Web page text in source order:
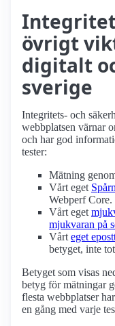
Integritet
övrigt
digitalt
sverige
Integritets- och
webbplatsen värnar
och har god
tester:
Mätning
Vårt eget
Webperf Core.
Vårt eget
mjukvaran på
Vårt eget
betyget, inte
Betyget som visas
betyg för mätningar
flesta webbplatser
en gång med varje